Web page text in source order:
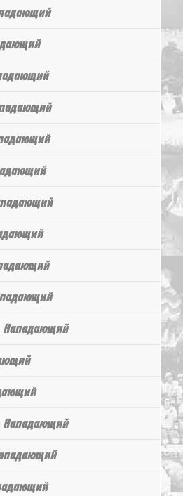
Нападающий
Нападающий